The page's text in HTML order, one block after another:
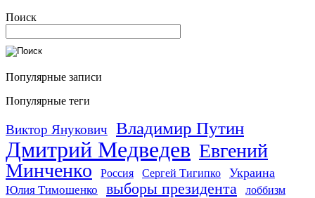
Поиск
Популярные записи
Популярные теги
Виктор Янукович Владимир Путин
Дмитрий Медведев Евгений
Минченко
Россия Сергей Тигипко Украина
Юлия Тимошенко выборы президента лоббизм